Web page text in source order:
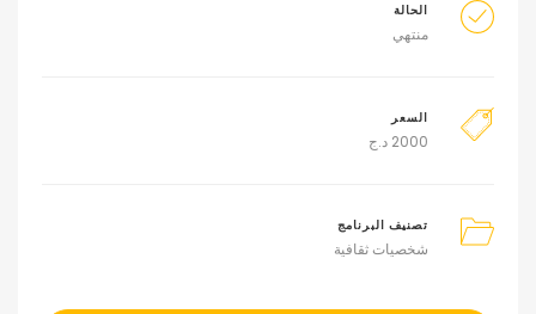
الحالة
منتهي
السعر
2000 د.ج
تصنيف البرنامج
شخصيات ثقافية